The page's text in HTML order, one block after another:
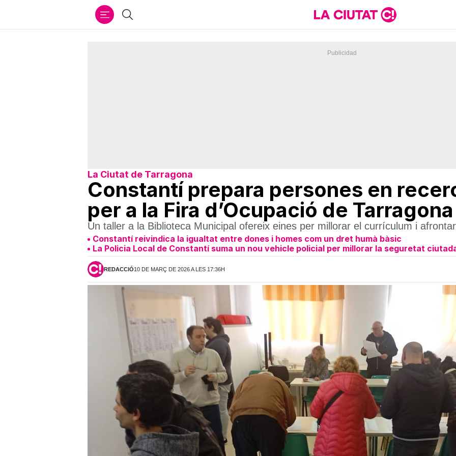
Cercar
La Ciutat de Tarragona
Constantí prepara persones en
per a la Fira d’Ocupació de Tarragona
Un taller a la Biblioteca Municipal ofereix eines per millorar el currículum i
Constantí reivindica la igualtat entre dones i homes com un dret humà bàsic
La Policia Local de Constantí suma un nou vehicle policial per millorar la seguretat
REDACCIÓ10 DE MARÇ DE 2026 A LES 17:36H